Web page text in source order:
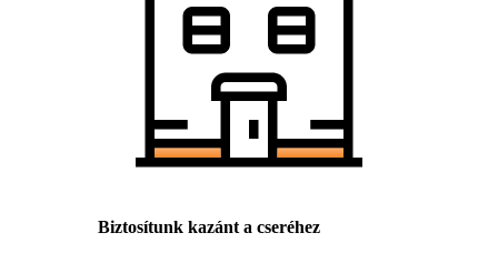
Biztosítunk kazánt a cseréhez